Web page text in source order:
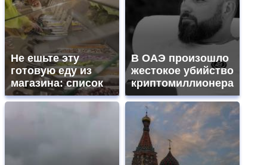
Не ешьте эту
готовую еду из
магазина: список
В ОАЭ произошло
жестокое убийство
криптомиллионера